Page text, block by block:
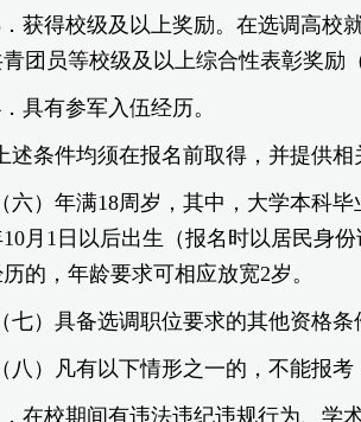
获得校级及以上奖励。在选调高校
团员等校级及以上综合性表彰奖励
具有参军入伍经历。
述条件均须在报名前取得，并提供相
（六）年满18周岁，其中，大学本科
10月1日以后出生（报名时以居民身
的，年龄要求可相应放宽2岁。
（七）具备选调职位要求的其他资格条
（八）凡有以下情形之一的，不能报考
在校期间有违法违纪违规行为、学